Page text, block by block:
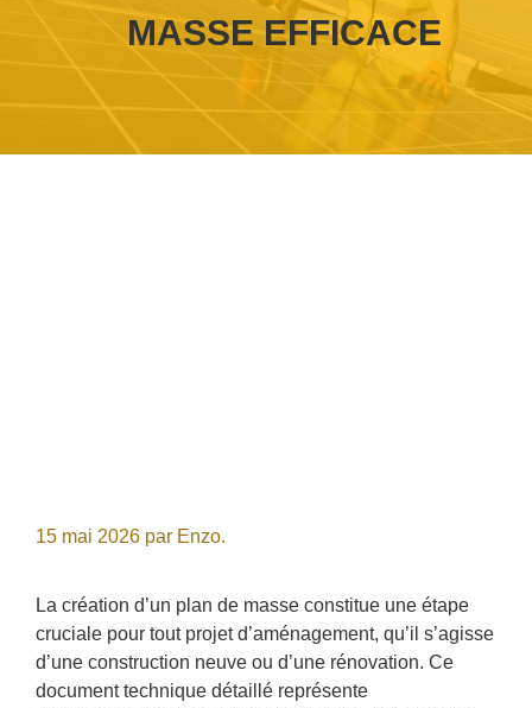
MASSE EFFICACE
15 mai 2026 par Enzo.
La création d’un plan de masse constitue une étape
cruciale pour tout projet d’aménagement, qu’il s’agisse
d’une construction neuve ou d’une rénovation. Ce
document technique détaillé représente